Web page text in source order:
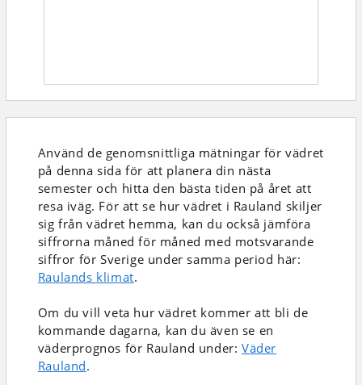
Använd de genomsnittliga mätningar för vädret
på denna sida för att planera din nästa
semester och hitta den bästa tiden på året att
resa iväg. För att se hur vädret i Rauland skiljer
sig från vädret hemma, kan du också jämföra
siffrorna måned för måned med motsvarande
siffror för Sverige under samma period här:
Raulands klimat.
Om du vill veta hur vädret kommer att bli de
kommande dagarna, kan du även se en
väderprognos för Rauland under:Väder
Rauland.